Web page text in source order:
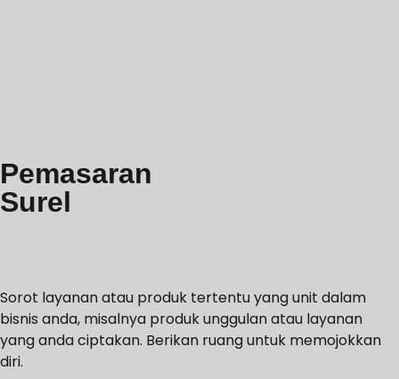
Pemasaran
Surel
Sorot layanan atau produk tertentu yang unit dalam
bisnis anda, misalnya produk unggulan atau layanan
yang anda ciptakan. Berikan ruang untuk memojokkan
diri.